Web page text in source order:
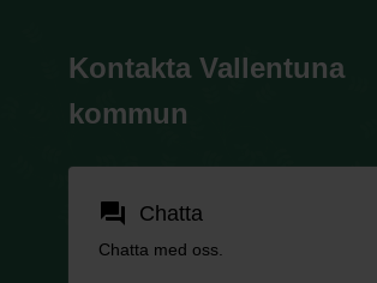
Kontakta Vallentuna
kommun
forum Chatta
Chatta med oss.